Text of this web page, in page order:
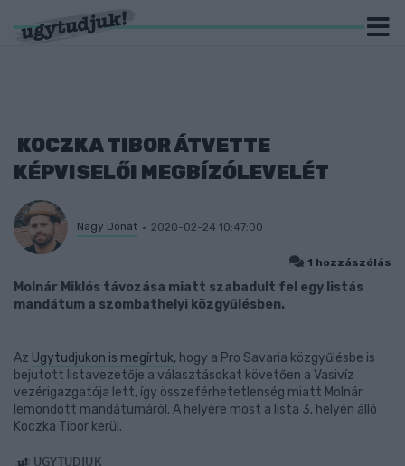
KOCZKA TIBOR ÁTVETTE
KÉPVISELŐI MEGBÍZÓLEVELÉT
Nagy Donát 2020-02-24 10:47:00
1 hozzászólás
Molnár Miklós távozása miatt szabadult fel egy listás
mandátum a szombathelyi közgyűlésben.
Az Ugytudjukon is megírtuk, hogy a Pro Savaria közgyűlésbe is
bejutott listavezetője a választásokat követően a Vasivíz
vezérigazgatója lett, így összeférhetetlenség miatt Molnár
lemondott mandátumáról. A helyére most a lista 3. helyén álló
Koczka Tibor kerül.